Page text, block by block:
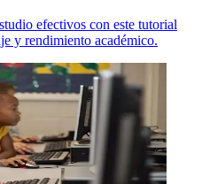
efectivos con este tutorial
y rendimiento académico.